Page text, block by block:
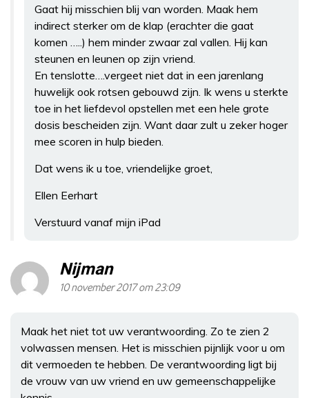
Gaat hij misschien blij van worden. Maak hem
indirect sterker om de klap (erachter die gaat
komen …..) hem minder zwaar zal vallen. Hij kan
steunen en leunen op zijn vriend.
En tenslotte….vergeet niet dat in een jarenlang
huwelijk ook rotsen gebouwd zijn. Ik wens u sterkte
toe in het liefdevol opstellen met een hele grote
dosis bescheiden zijn. Want daar zult u zeker hoger
mee scoren in hulp bieden.
Dat wens ik u toe, vriendelijke groet,
Ellen Eerhart
Verstuurd vanaf mijn iPad
Nijman
10 november 2017 om 23:09
Maak het niet tot uw verantwoording. Zo te zien 2
volwassen mensen. Het is misschien pijnlijk voor u om
dit vermoeden te hebben. De verantwoording ligt bij
de vrouw van uw vriend en uw gemeenschappelijke